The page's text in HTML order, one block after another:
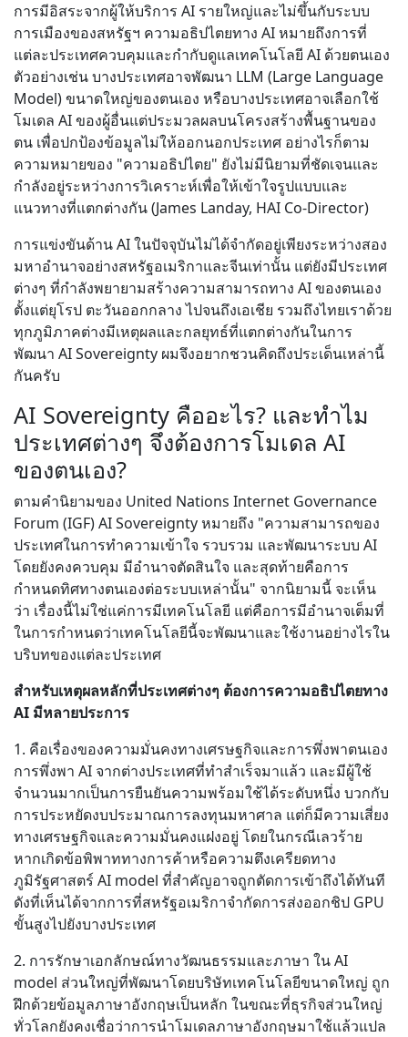
การมีอิสระจากผู้ให้บริการ AI รายใหญ่และไม่ขึ้นกับระบบ
การเมืองของสหรัฐฯ ความอธิปไตยทาง AI หมายถึงการที่
แต่ละประเทศควบคุมและกำกับดูแลเทคโนโลยี AI ด้วยตนเอง
ตัวอย่างเช่น บางประเทศอาจพัฒนา LLM (Large Language
Model) ขนาดใหญ่ของตนเอง หรือบางประเทศอาจเลือกใช้
โมเดล AI ของผู้อื่นแต่ประมวลผลบนโครงสร้างพื้นฐานของ
ตน เพื่อปกป้องข้อมูลไม่ให้ออกนอกประเทศ อย่างไรก็ตาม
ความหมายของ "ความอธิปไตย" ยังไม่มีนิยามที่ชัดเจนและ
กำลังอยู่ระหว่างการวิเคราะห์เพื่อให้เข้าใจรูปแบบและ
แนวทางที่แตกต่างกัน (James Landay, HAI Co-Director)
การแข่งขันด้าน AI ในปัจจุบันไม่ได้จำกัดอยู่เพียงระหว่างสอง
มหาอำนาจอย่างสหรัฐอเมริกาและจีนเท่านั้น แต่ยังมีประเทศ
ต่างๆ ที่กำลังพยายามสร้างความสามารถทาง AI ของตนเอง
ตั้งแต่ยุโรป ตะวันออกกลาง ไปจนถึงเอเชีย รวมถึงไทยเราด้วย
ทุกภูมิภาคต่างมีเหตุผลและกลยุทธ์ที่แตกต่างกันในการ
พัฒนา AI Sovereignty ผมจึงอยากชวนคิดถึงประเด็นเหล่านี้
กันครับ
AI Sovereignty คืออะไร? และทำไม
ประเทศต่างๆ จึงต้องการโมเดล AI
ของตนเอง?
ตามคำนิยามของ United Nations Internet Governance
Forum (IGF) AI Sovereignty หมายถึง "ความสามารถของ
ประเทศในการทำความเข้าใจ รวบรวม และพัฒนาระบบ AI
โดยยังคงควบคุม มีอำนาจตัดสินใจ และสุดท้ายคือการ
กำหนดทิศทางตนเองต่อระบบเหล่านั้น" จากนิยามนี้ จะเห็น
ว่า เรื่องนี้ไม่ใช่แค่การมีเทคโนโลยี แต่คือการมีอำนาจเต็มที่
ในการกำหนดว่าเทคโนโลยีนี้จะพัฒนาและใช้งานอย่างไรใน
บริบทของแต่ละประเทศ
สำหรับเหตุผลหลักที่ประเทศต่างๆ ต้องการความอธิปไตยทาง
AI มีหลายประการ
1. คือเรื่องของความมั่นคงทางเศรษฐกิจและการพึ่งพาตนเอง
การพึ่งพา AI จากต่างประเทศที่ทำสำเร็จมาแล้ว และมีผู้ใช้
จำนวนมากเป็นการยืนยันความพร้อมใช้ได้ระดับหนึ่ง บวกกับ
การประหยัดงบประมาณการลงทุนมหาศาล แต่ก็มีความเสี่ยง
ทางเศรษฐกิจและความมั่นคงแฝงอยู่ โดยในกรณีเลวร้าย
หากเกิดข้อพิพาททางการค้าหรือความตึงเครียดทาง
ภูมิรัฐศาสตร์ AI model ที่สำคัญอาจถูกตัดการเข้าถึงได้ทันที
ดังที่เห็นได้จากการที่สหรัฐอเมริกาจำกัดการส่งออกชิป GPU
ขั้นสูงไปยังบางประเทศ
2. การรักษาเอกลักษณ์ทางวัฒนธรรมและภาษา ใน AI
model ส่วนใหญ่ที่พัฒนาโดยบริษัทเทคโนโลยีขนาดใหญ่ ถูก
ฝึกด้วยข้อมูลภาษาอังกฤษเป็นหลัก ในขณะที่ธุรกิจส่วนใหญ่
ทั่วโลกยังคงเชื่อว่าการนำโมเดลภาษาอังกฤษมาใช้แล้วแปล